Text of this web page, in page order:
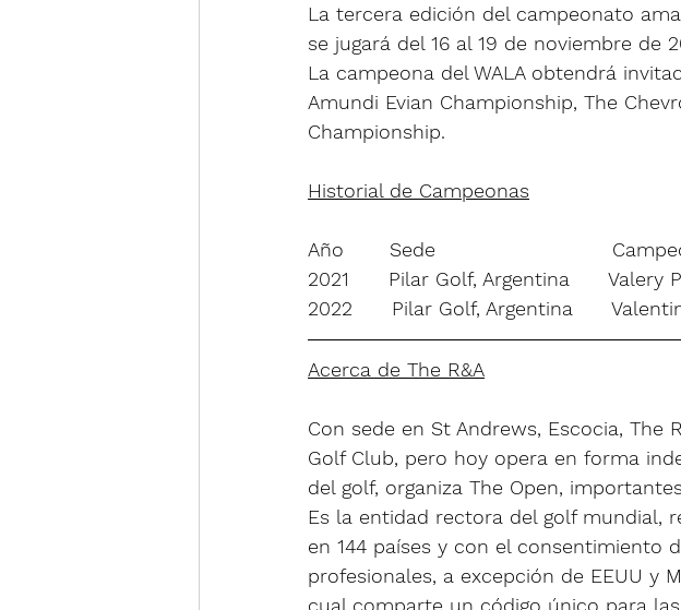
La tercera edición del campeonato
se jugará del 16 al 19 de noviembre de
La campeona del WALA obtendrá
Amundi Evian Championship, The
Championship.
Historial de Campeonas
Año       Sede
2021      Pilar Golf, Argentina      Valery
2022      Pilar Golf, Argentina
Acerca de The R&A
Con sede en St Andrews, Escocia, The
Golf Club, pero hoy opera en forma
del golf, organiza The Open,
Es la entidad rectora del golf mundial,
en 144 países y con el consentimiento
profesionales, a excepción de EEUU y
cual comparte un código único para